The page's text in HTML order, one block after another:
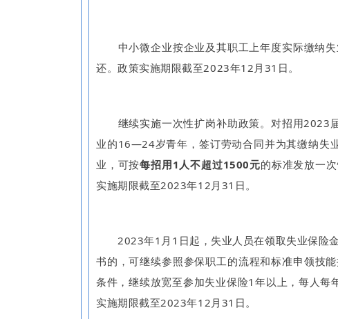
中小微企业按企业及其职工上年度实际缴纳失
还。政策实施期限截至2023年12月31日。
继续实施一次性扩岗补助政策。对招用2023
业的16—24岁青年，签订劳动合同并为其缴纳失
业，可按每招用1人不超过1500元的标准发放一
实施期限截至2023年12月31日。
2023年1月1日起，失业人员在领取失业保险金
书的，可继续参照参保职工的流程和标准申领技
条件，继续放宽至参加失业保险1年以上，每人每
实施期限截至2023年12月31日。